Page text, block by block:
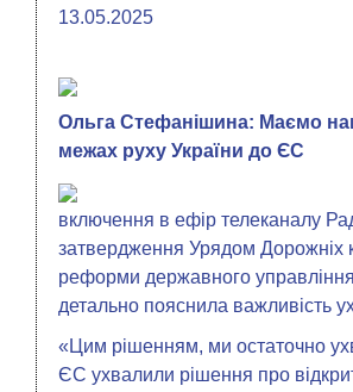
13.05.2025
Ольга Стефанішина: Маємо
межах руху України до ЄС
включення в ефір телеканалу
затвердження Урядом Дорожніх
реформи державного управління
детально пояснила важливість
«Цим рішенням, ми остаточно
ЄС ухвалили рішення про